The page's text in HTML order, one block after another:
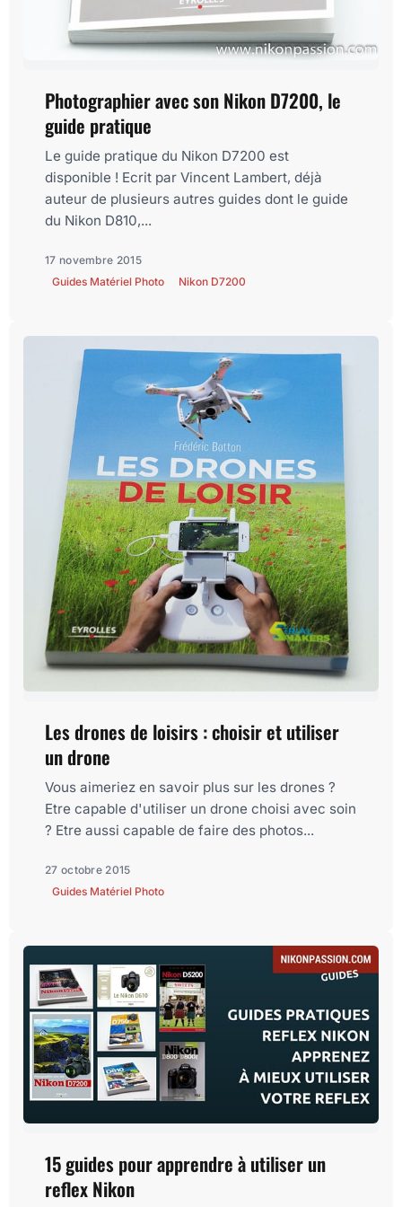
Photographier avec son Nikon D7200, le
guide pratique
Le guide pratique du Nikon D7200 est
disponible ! Ecrit par Vincent Lambert, déjà
auteur de plusieurs autres guides dont le guide
du Nikon D810,...
17 novembre 2015
Guides Matériel Photo
Nikon D7200
Les drones de loisirs : choisir et utiliser
un drone
Vous aimeriez en savoir plus sur les drones ?
Etre capable d'utiliser un drone choisi avec soin
? Etre aussi capable de faire des photos...
27 octobre 2015
Guides Matériel Photo
15 guides pour apprendre à utiliser un
reflex Nikon